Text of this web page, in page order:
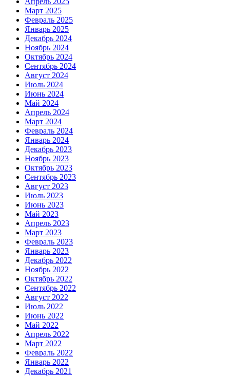
Март 2025
Февраль 2025
Январь 2025
Декабрь 2024
Ноябрь 2024
Октябрь 2024
Сентябрь 2024
Август 2024
Июль 2024
Июнь 2024
Май 2024
Апрель 2024
Март 2024
Февраль 2024
Январь 2024
Декабрь 2023
Ноябрь 2023
Октябрь 2023
Сентябрь 2023
Август 2023
Июль 2023
Июнь 2023
Май 2023
Апрель 2023
Март 2023
Февраль 2023
Январь 2023
Декабрь 2022
Ноябрь 2022
Октябрь 2022
Сентябрь 2022
Август 2022
Июль 2022
Июнь 2022
Май 2022
Апрель 2022
Март 2022
Февраль 2022
Январь 2022
Декабрь 2021